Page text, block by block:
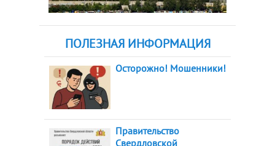
ПОЛЕЗНАЯ ИНФОРМАЦИЯ
Осторожно! Мошенники!
Правительство
Свердловской